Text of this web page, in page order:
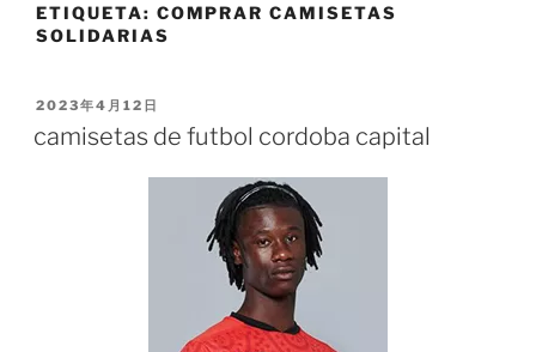
ETIQUETA: COMPRAR CAMISETAS
SOLIDARIAS
PUBLICADO
2023年4月12日
camisetas de futbol cordoba capital